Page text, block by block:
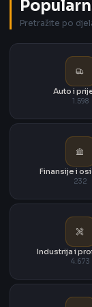
Pretražite po
Auto i
1.598
Finansije i
232
Industrija i
4.673